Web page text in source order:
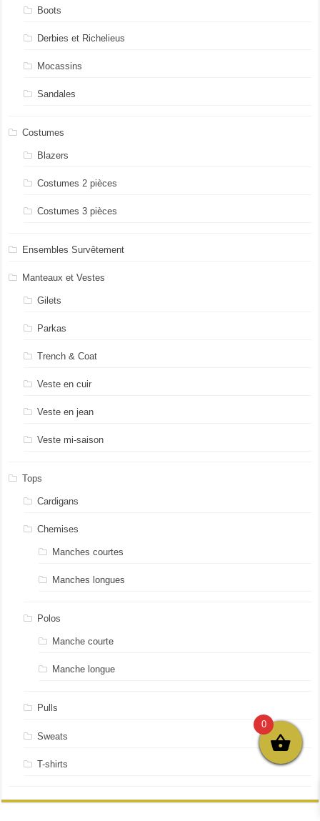
Boots
Derbies et Richelieus
Mocassins
Sandales
Costumes
Blazers
Costumes 2 pièces
Costumes 3 pièces
Ensembles Survêtement
Manteaux et Vestes
Gilets
Parkas
Trench & Coat
Veste en cuir
Veste en jean
Veste mi-saison
Tops
Cardigans
Chemises
Manches courtes
Manches longues
Polos
Manche courte
Manche longue
Pulls
Sweats
T-shirts
0